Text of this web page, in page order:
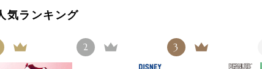
気ランキング
2 3